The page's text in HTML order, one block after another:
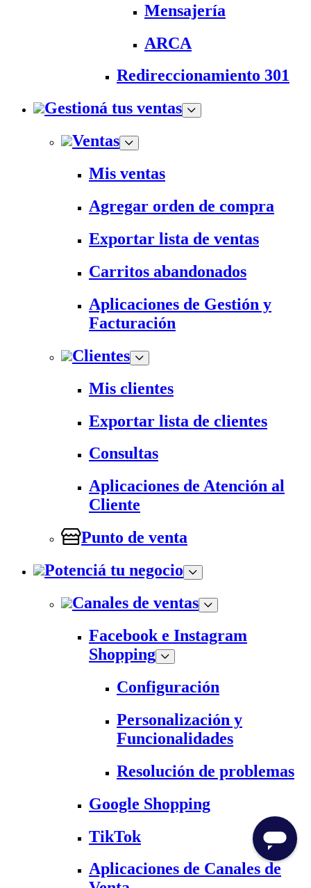
Mensajería
ARCA
Redireccionamiento 301
Gestioná tus ventas
Ventas
Mis ventas
Agregar orden de compra
Exportar lista de ventas
Carritos abandonados
Aplicaciones de Gestión y
Facturación
Clientes
Mis clientes
Exportar lista de clientes
Consultas
Aplicaciones de Atención al
Cliente
Punto de venta
Potenciá tu negocio
Canales de ventas
Facebook e Instagram
Shopping
Configuración
Personalización y
Funcionalidades
Resolución de problemas
Google Shopping
TikTok
Aplicaciones de Canales de